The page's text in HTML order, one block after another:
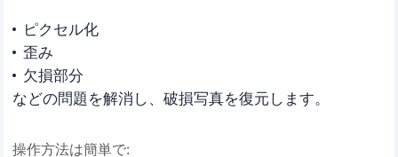
ピクセル化
歪み
欠損部分
などの問題を解消し、破損写真を復元します。
操作方法は簡単で: